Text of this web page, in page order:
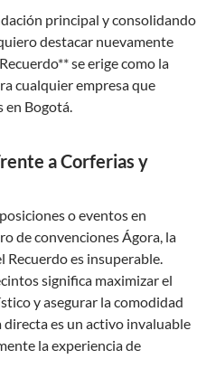
principal y consolidando
destacar nuevamente
se erige como la
cualquier empresa que
en Bogotá.
a Corferias y
o eventos en
de convenciones Ágora, la
es insuperable.
significa maximizar el
y asegurar la comodidad
directa es un activo invaluable
la experiencia de